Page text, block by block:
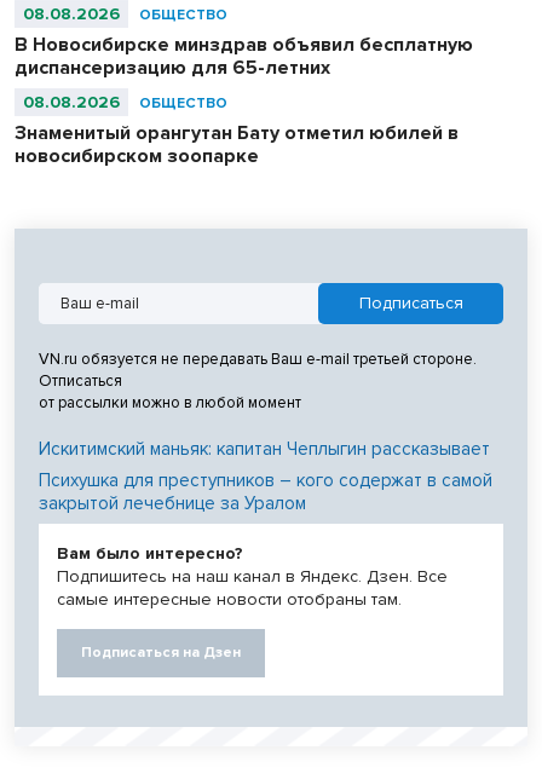
08.08.2026 ОБЩЕСТВО
В Новосибирске минздрав объявил бесплатную
диспансеризацию для 65-летних
08.08.2026 ОБЩЕСТВО
Знаменитый орангутан Бату отметил юбилей в
новосибирском зоопарке
VN.ru обязуется не передавать Ваш e-mail третьей стороне.
Отписаться
от рассылки можно в любой момент
Искитимский маньяк: капитан Чеплыгин рассказывает
Психушка для преступников – кого содержат в самой
закрытой лечебнице за Уралом
Вам было интересно?
Подпишитесь на наш канал в Яндекс. Дзен. Все
самые интересные новости отобраны там.
Подписаться на Дзен